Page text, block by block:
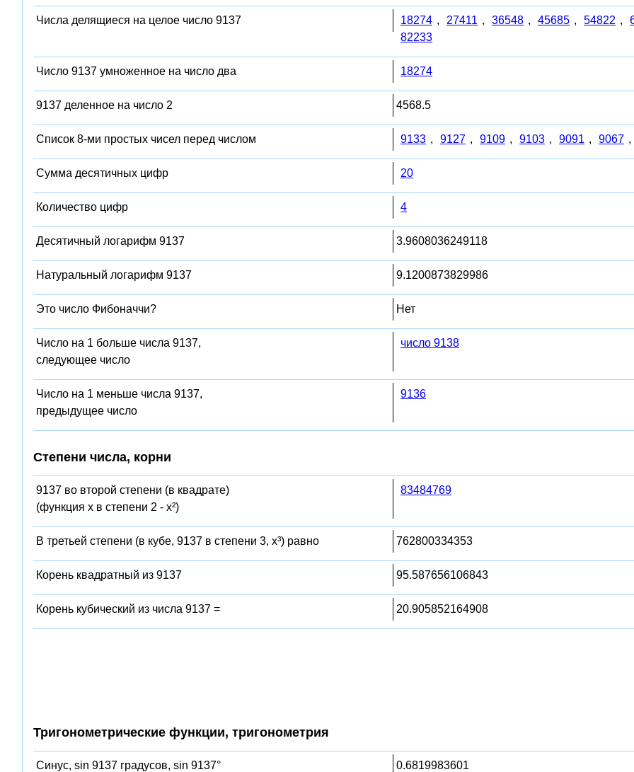
Числа делящиеся на целое число 9137 18274 , 27411 , 36548 , 45685 , 54822 ,
82233
Число 9137 умноженное на число два 18274
9137 деленное на число 2 4568.5
Список 8-ми простых чисел перед числом 9133 , 9127 , 9109 , 9103 , 9091 , 9067 ,
Сумма десятичных цифр 20
Количество цифр 4
Десятичный логарифм 9137 3.9608036249118
Натуральный логарифм 9137 9.1200873829986
Это число Фибоначчи? Нет
Число на 1 больше числа 9137,
следующее число
число 9138
Число на 1 меньше числа 9137,
предыдущее число
9136
Степени числа, корни
9137 во второй степени (в квадрате)
(функция x в степени 2 - x²)
83484769
В третьей степени (в кубе, 9137 в степени 3, x³) равно 762800334353
Корень квадратный из 9137 95.587656106843
Корень кубический из числа 9137 = 20.905852164908
Тригонометрические функции, тригонометрия
Синус, sin 9137 градусов, sin 9137° 0.6819983601